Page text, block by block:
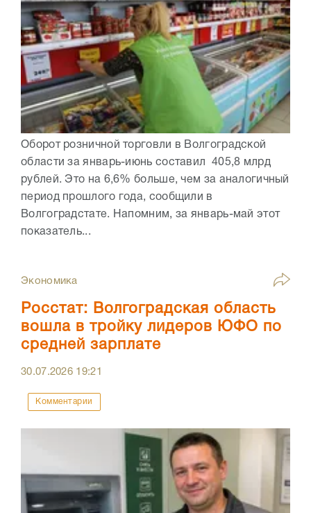
Оборот розничной торговли в Волгоградской
области за январь-июнь составил 405,8 млрд
рублей. Это на 6,6% больше, чем за аналогичный
период прошлого года, сообщили в
Волгоградстате. Напомним, за январь-май этот
показатель...
Экономика
Росстат: Волгоградская область
вошла в тройку лидеров ЮФО по
средней зарплате
30.07.2026 19:21
Комментарии